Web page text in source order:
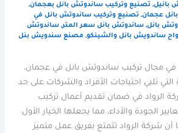
بانيل, تصنيع وتركيب ساندوتش بانل بعجمان,
عجمان, تصنيع وتركيب ساندوتش بانل في
بانل,ساندوتش بانل سعر المتر,ساندوتش
ساندويش بانل والشينكو, مصنع سندويش بنل
في مجال تركيب ساندوتش بانل في عجمان،
التي تلبي احتياجات الأفراد والشركات على حد
الرواد في ضمان تقديم أعمال تركيب
الجودة والأداء، مما يجعلها الخيار الأول
شركة الرواد تتمتع بفريق عمل متميز